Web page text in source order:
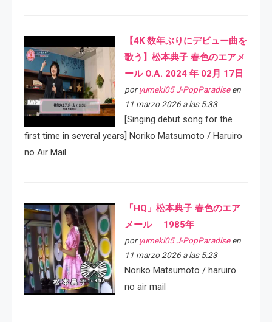
【4K 数年ぶりにデビュー曲を
歌う】松本典子 春色のエアメ
ール O.A. 2024 年 02月 17日
por yumeki05 J-PopParadiseen
11 marzo 2026 a las 5:33
[Singing debut song for the
first time in several years] Noriko Matsumoto / Haruiro
no Air Mail
「HQ」松本典子 春色のエア
メール 1985年
por yumeki05 J-PopParadiseen
11 marzo 2026 a las 5:23
Noriko Matsumoto / haruiro
no air mail